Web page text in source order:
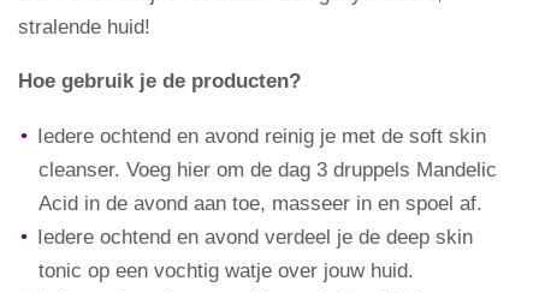
stralende huid!
Hoe gebruik je de producten?
Iedere ochtend en avond reinig je met de soft skin
cleanser. Voeg hier om de dag 3 druppels Mandelic
Acid in de avond aan toe, masseer in en spoel af.
Iedere ochtend en avond verdeel je de deep skin
tonic op een vochtig watje over jouw huid.